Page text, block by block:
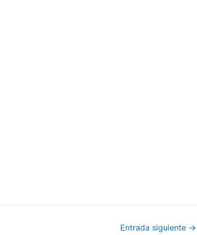
Entrada siguiente →